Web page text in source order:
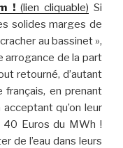
! (lien cliquable) Si
solides marges de
au bassinet »,
arrogance de la part
retourné, d’autant
français, en prenant
qu’on leur
40 Euros du MWh !
de l’eau dans leurs